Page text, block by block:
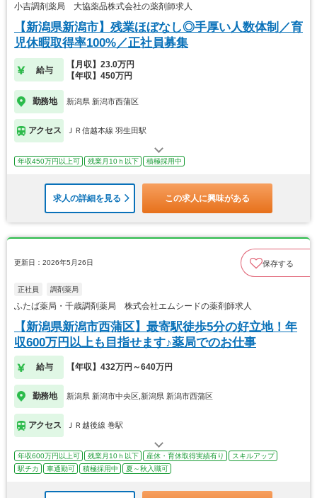
小吉調剤薬局 大協薬品株式会社の薬剤師求人
【新潟県新潟市】残業ほぼなし◎手厚い人数体制／育
児休暇取得率100%／正社員募集
給与
【月収】23.0万円
【年収】450万円
勤務地 新潟県 新潟市西蒲区
アクセス ＪＲ信越本線 羽生田駅
年収450万円以上可 残業月10ｈ以下 積極採用中
求人の詳細を見る この求人に興味がある
更新日：2026年5月26日 保存する
正社員 調剤薬局
ふたば薬局・千歳調剤薬局 株式会社エムシードの薬剤師求人
【新潟県新潟市西蒲区】最寄駅徒歩5分の好立地！年
収600万円以上も目指せます♪薬局でのお仕事
給与 【年収】432万円～640万円
勤務地 新潟県 新潟市中央区,新潟県 新潟市西蒲区
アクセス ＪＲ越後線 巻駅
年収600万円以上可 残業月10ｈ以下 産休・育休取得実績有り
スキルアップ
駅チカ
車通勤可 積極採用中 夏～秋入職可